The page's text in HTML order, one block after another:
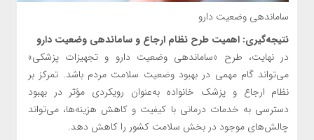
ساماندهی وضعیت دارو
نتیجه‌گیری: اهمیت طرح نظام ارجاع و ساماندهی وضعیت دارو
در نهایت، طرح «ساماندهی وضعیت دارو و تجهیزات پزشکی»
می‌تواند گام مهمی در بهبود وضعیت سلامت مردم باشد. تمرکز بر
نظام ارجاع و پزشک خانواده به‌عنوان رویکردی مؤثر در بهبود
دسترسی به خدمات درمانی با کیفیت و کاهش هزینه‌ها، می‌تواند
چالش‌های موجود در بخش سلامت کشور را کاهش دهد.